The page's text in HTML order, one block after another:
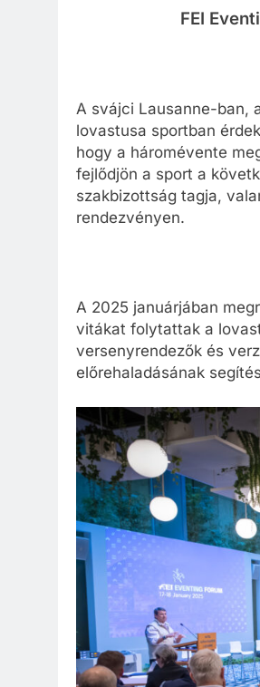
FEI
A svájci Lausanne-ban,
lovastusa sportban
hogy a háromévente
fejlődjön a sport a
szakbizottság tagja,
rendezvényen.
A 2025 januárjában
vitákat folytattak a
versenyrendezők és
előrehaladásának